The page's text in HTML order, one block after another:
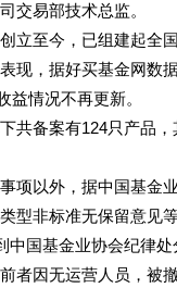
交易部技术总监。
立至今，已组建起全
现，据好买基金网数
益情况不再更新。
共备案有124只产品
项以外，据中国基金
型非标准无保留意见
中国基金业协会纪律
者因无运营人员，被